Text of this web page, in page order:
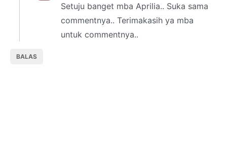
BALAS
Setuju banget mba Aprilia.. Suka sama
commentnya.. Terimakasih ya mba
untuk commentnya..